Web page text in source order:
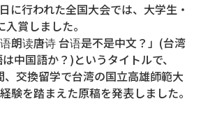
に行われた全国大会では、大学生・
賞しました。
朗读唐诗 台语是不是中文？」(台湾
中国語か？)というタイトルで、
交換留学で台湾の国立高雄師範大
験を踏まえた原稿を発表しました。